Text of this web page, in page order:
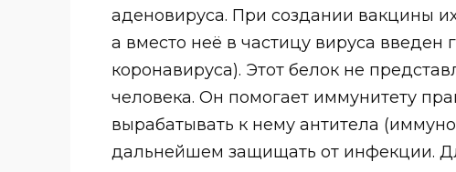
аденовируса. При создании вакцины
а вместо неё в частицу вируса введен
коронавируса). Этот белок не
человека. Он помогает иммунитету
вырабатывать к нему антитела
дальнейшем защищать от инфекции.